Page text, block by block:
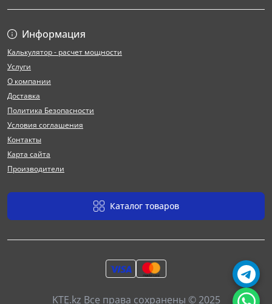
Информация
Калькулятор - расчет мощности
Услуги
О компании
Доставка
Политика Безопасности
Условия соглашения
Контакты
Карта сайта
Производители
Каталог товаров
KTE.kz Все права сохранены © 2025